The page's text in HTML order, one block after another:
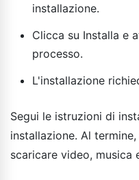
installazione.
Clicca su Installa e
processo.
L'installazione
Segui le istruzioni di
installazione. Al
scaricare video, musica